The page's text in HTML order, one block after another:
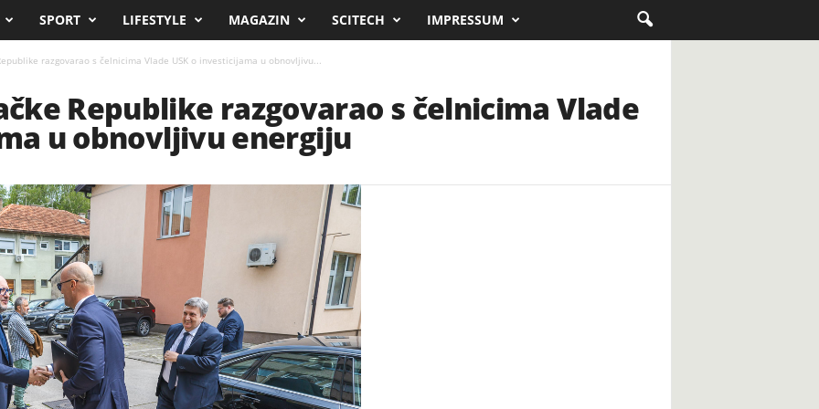
SPORT LIFESTYLE MAGAZIN SCITECH IMPRESSUM
razgovarao s čelnicima Vlade USK o investicijama u obnovljivu...
Republike razgovarao s čelnicima Vlade
u obnovljivu energiju